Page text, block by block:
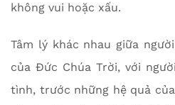
không vui hoặc xấu.
Tâm lý khác nhau giữa
của Đức Chúa Trời, với
tình, trước những hệ quả